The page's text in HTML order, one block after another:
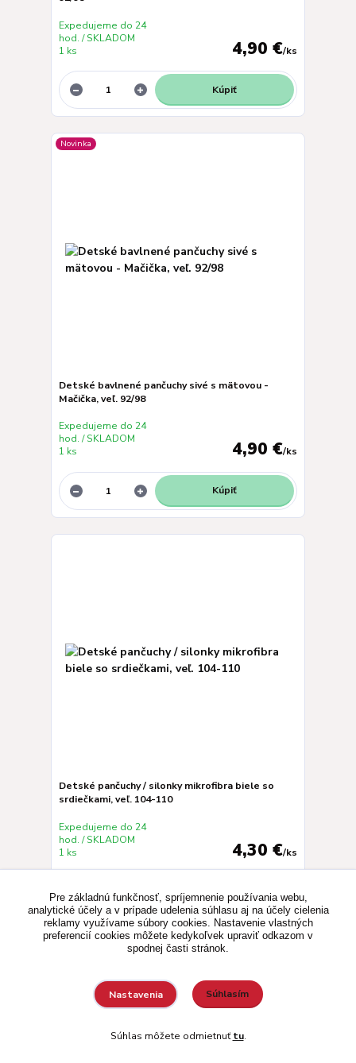
4,90 €/ks
Expedujeme do 24
hod. / SKLADOM
1 ks
Kúpiť
Novinka
Detské bavlnené pančuchy sivé s mätovou -
Mačička, veľ. 92/98
4,90 €/ks
Expedujeme do 24
hod. / SKLADOM
1 ks
Kúpiť
Detské pančuchy / silonky mikrofibra biele so
srdiečkami, veľ. 104-110
4,30 €/ks
Expedujeme do 24
hod. / SKLADOM
1 ks
Kúpiť
Pre základnú funkčnosť, spríjemnenie používania webu,
analytické účely a v prípade udelenia súhlasu aj na účely cielenia
reklamy využívame súbory cookies. Nastavenie vlastných
preferencií cookies môžete kedykoľvek upraviť odkazom v
spodnej časti stránok.
Nastavenia Súhlasím
Súhlas môžete odmietnuťtu.